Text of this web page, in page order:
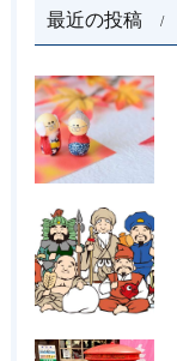
最近の投稿